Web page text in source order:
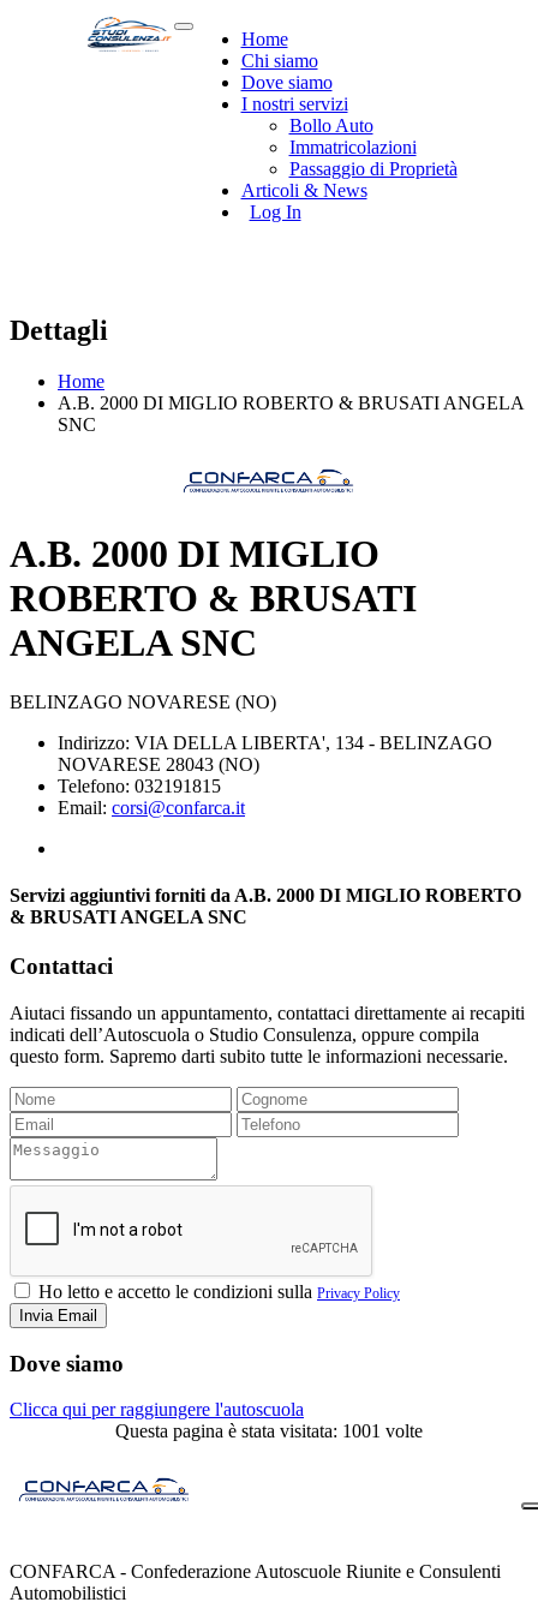
Home
Chi siamo
Dove siamo
I nostri servizi
Bollo Auto
Immatricolazioni
Passaggio di Proprietà
Articoli & News
Log In
Dettagli
Home
A.B. 2000 DI MIGLIO ROBERTO & BRUSATI ANGELA
SNC
A.B. 2000 DI MIGLIO
ROBERTO & BRUSATI
ANGELA SNC
BELINZAGO NOVARESE (NO)
Indirizzo: VIA DELLA LIBERTA', 134 - BELINZAGO
NOVARESE 28043 (NO)
Telefono: 032191815
Email: corsi@confarca.it
Servizi aggiuntivi forniti da A.B. 2000 DI MIGLIO ROBERTO
& BRUSATI ANGELA SNC
Contattaci
Aiutaci fissando un appuntamento, contattaci direttamente ai recapiti
indicati dell’Autoscuola o Studio Consulenza, oppure compila
questo form. Sapremo darti subito tutte le informazioni necessarie.
Ho letto e accetto le condizioni sulla Privacy Policy
Dove siamo
Clicca qui per raggiungere l'autoscuola
Questa pagina è stata visitata: 1001 volte
CONFARCA - Confederazione Autoscuole Riunite e Consulenti
Automobilistici